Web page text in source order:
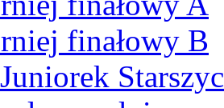
finałowy B